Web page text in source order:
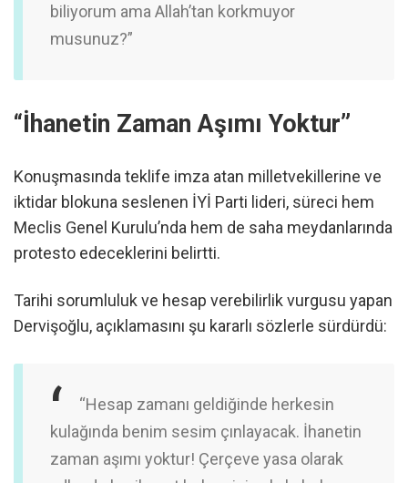
biliyorum ama Allah’tan korkmuyor
musunuz?”
“İhanetin Zaman Aşımı Yoktur”
Konuşmasında teklife imza atan milletvekillerine ve
iktidar blokuna seslenen İYİ Parti lideri, süreci hem
Meclis Genel Kurulu’nda hem de saha meydanlarında
protesto edeceklerini belirtti.
Tarihi sorumluluk ve hesap verebilirlik vurgusu yapan
Dervişoğlu, açıklamasını şu kararlı sözlerle sürdürdü:
“Hesap zamanı geldiğinde herkesin
kulağında benim sesim çınlayacak. İhanetin
zaman aşımı yoktur! Çerçeve yasa olarak